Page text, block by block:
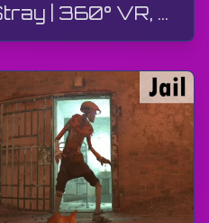
Контролна зала | Stray | 360° VR, Прохождение, Геймплей, Без Коментари, 4K